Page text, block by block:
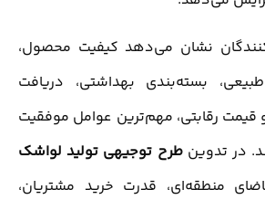
نشان می‌دهد کیفیت محصول،
بسته‌بندی بهداشتی، دریافت
قیمت رقابتی، مهم‌ترین عوامل موفقیت
در تدوینطرح توجیهی تولید لواشک
منطقه‌ای، قدرت خرید مشتریان،